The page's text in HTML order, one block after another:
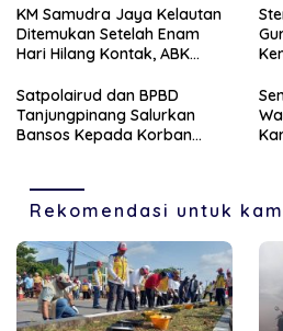
Tanjungpinang
KM Samudra Jaya Kelautan
Ditemukan Setelah Enam
Hari Hilang Kontak, ABK
Satpolairud dan BPBD
Tanjungpinang Salurkan
Bansos Kepada Korban
Rekomendasi untuk